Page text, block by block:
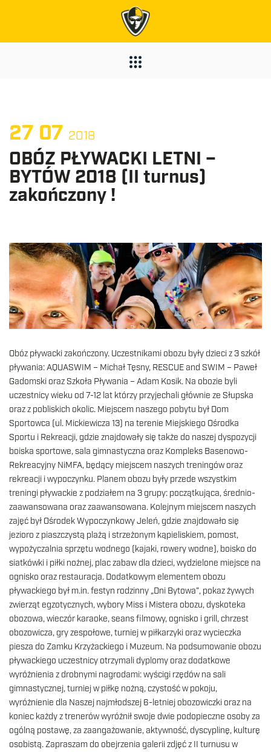
27 07 2018
OBÓZ PŁYWACKI LETNI –
BYTÓW 2018 (II turnus)
zakończony !
Obóz pływacki zakończony. Uczestnikami obozu były dzieci z 3 szkół
pływania: AQUASWIM – Michał Tęsny, RESCUE and SWIM – Paweł
Gadomski oraz Szkoła Pływania – Adam Kosik. Na obozie byli
uczestnicy wieku od 7-12 lat którzy przyjechali głównie ze Słupska
oraz z pobliskich okolic. Miejscem naszego pobytu był Dom
Sportowca (ul. Mickiewicza 13) na terenie Miejskiego Ośrodka
Sportu i Rekreacji, gdzie znajdowały się także do naszej dyspozycji
boiska sportowe, sala gimnastyczna oraz Kompleks Basenowo-
Rekreacyjny NiMFA, będący miejscem naszych treningów oraz
rekreacji i wypoczynku. Planem obozu były przede wszystkim
treningi pływackie z podziałem na 3 grupy: początkująca, średnio-
zaawansowana oraz zaawansowana. Kolejnym miejscem naszych
zajęć był Ośrodek Wypoczynkowy Jeleń, gdzie znajdowało się
jezioro z piaszczystą plażą i strzeżonym kąpieliskiem, pomost,
wypożyczalnia sprzętu wodnego (kajaki, rowery wodne), boisko do
siatkówki i piłki nożnej, plac zabaw dla dzieci, wydzielone miejsce na
ognisko oraz restauracja. Dodatkowym elementem obozu
pływackiego był m.in. festyn rodzinny „Dni Bytowa”, pokaz żywych
zwierząt egzotycznych, wybory Miss i Mistera obozu, dyskoteka
obozowa, wieczór karaoke, seans filmowy, ognisko i grill, chrzest
obozowicza, gry zespołowe, turniej w piłkarzyki oraz wycieczka
piesza do Zamku Krzyżackiego i Muzeum. Na podsumowanie obozu
pływackiego uczestnicy otrzymali dyplomy oraz dodatkowe
wyróżnienia z drobnymi nagrodami: wyścigi rzędów na sali
gimnastycznej, turniej w piłkę nożną, czystość w pokoju,
wyróżnienie dla Naszej najmłodszej 6-letniej obozowiczki oraz na
koniec każdy z trenerów wyróżnił swoje dwie podopieczne osoby za
ogólną postawę, za zaangażowanie, aktywność, dyscyplinę, kulturę
osobistą. Zapraszam do obejrzenia galerii zdjęć z II turnusu w